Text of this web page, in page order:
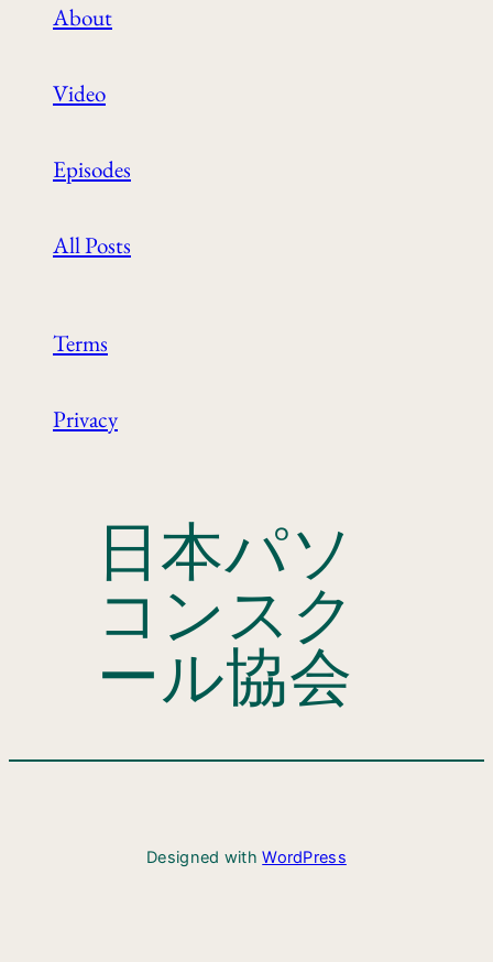
About
Video
Episodes
All Posts
Terms
Privacy
日本パソ
コンスク
ール協会
Designed withWordPress